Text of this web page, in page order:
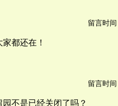
留言时间
都还在！
留言时间
不是已经关闭了吗？